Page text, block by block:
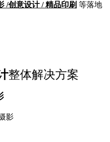
/创意设计 / 精品印刷 等落地
整体解决方案
影